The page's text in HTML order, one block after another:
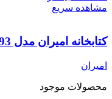
مشاهده سریع
کتابخانه امیران مدل Amiran AL 293
امیران
محصولات موجود